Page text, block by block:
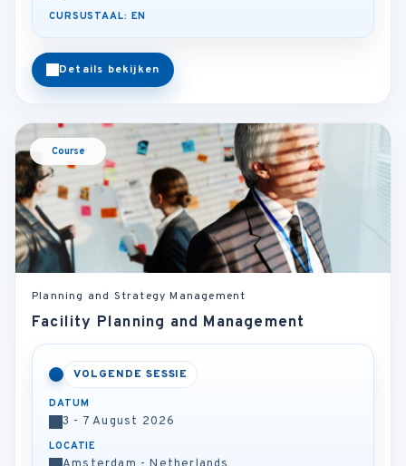
CURSUSTAAL: EN
Details bekijken
Course
Planning and Strategy Management
Facility Planning and Management
VOLGENDE SESSIE
DATUM
3 - 7 August 2026
LOCATIE